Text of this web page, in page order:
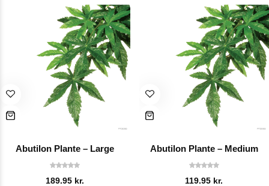
Abutilon Plante – Large
189.95 kr.
Abutilon Plante – Medium
119.95 kr.